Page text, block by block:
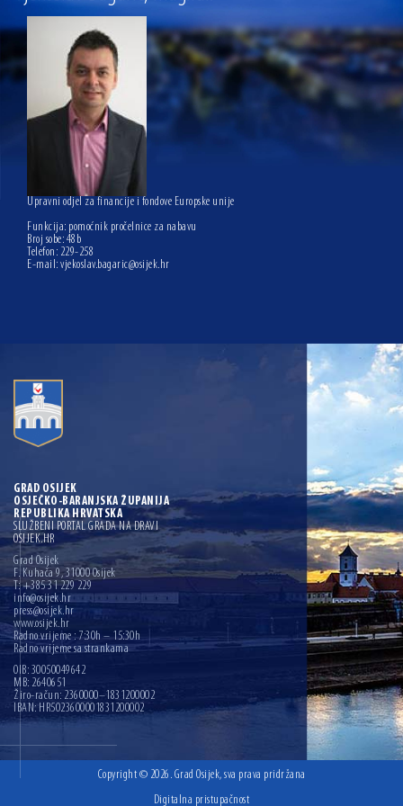
13.07.2026 | Ljetnim izdanjem Večeri vina i umjetnosti završen Vinski mjesec
07.07.2026 | Održana 8. sjednica Gradskog vijeća Grada Osijeka. Gradonačelnik
Radić istaknuo da je u osječke vrtiće upisan rekordan broj djece, te najavio cjelovitu
obnovu glavnog osječkog Trga Ante Starčevića
06.07.2026 | Brevis koncertom u Zlatnoj dvorani Musikvereina obilježio 30 godina
djelovanja
04.07.2026 | Zbog povoljnih vodostaja i pravodobnih mjera komarci ove godine pod
kontrolom
04.08.2026 | U Osijeku obilježen Dan pobjede i domovinske zahvalnosti i Dan
hrvatskih branitelja
Upravni odjel za financije i fondove Europske unije
Funkcija: pomoćnik pročelnice za nabavu
Broj sobe: 48b
Telefon: 229-258
E-mail: vjekoslav.bagaric@osijek.hr
GRAD OSIJEK
OSJEČKO-BARANJSKA ŽUPANIJA
REPUBLIKA HRVATSKA
SLUŽBENI PORTAL GRADA NA DRAVI
OSIJEK.HR
Grad Osijek
F. Kuhača 9, 31000 Osijek
T: +385 31 229 229
info@osijek.hr
press@osijek.hr
www.osijek.hr
Radno vrijeme : 7:30h – 15:30h
Radno vrijeme sa strankama
OIB: 30050049642
MB: 2640651
Žiro-račun: 2360000–1831200002
IBAN: HR5023600001831200002
Copyright © 2026. Grad Osijek, sva prava pridržana
Digitalna pristupačnost